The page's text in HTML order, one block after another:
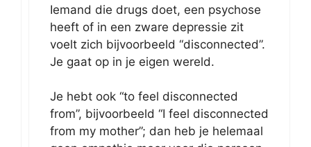
Iemand die drugs doet, een psychose
heeft of in een zware depressie zit
voelt zich bijvoorbeeld “disconnected”.
Je gaat op in je eigen wereld.
Je hebt ook “to feel disconnected
from”, bijvoorbeeld “I feel disconnected
from my mother”; dan heb je helemaal